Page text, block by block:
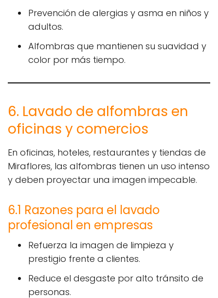
Prevención de alergias y asma en niños y
adultos.
Alfombras que mantienen su suavidad y
color por más tiempo.
6. Lavado de alfombras en
oficinas y comercios
En oficinas, hoteles, restaurantes y tiendas de
Miraflores, las alfombras tienen un uso intenso
y deben proyectar una imagen impecable.
6.1 Razones para el lavado
profesional en empresas
Refuerza la imagen de limpieza y
prestigio frente a clientes.
Reduce el desgaste por alto tránsito de
personas.